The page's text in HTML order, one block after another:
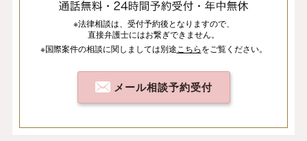
※法律相談は、 受付予約後となりますので、
直接弁護士にはお繋ぎできません。
※国際案件の相談に関しましては別途 こちらをご覧ください。
メール相談予約受付